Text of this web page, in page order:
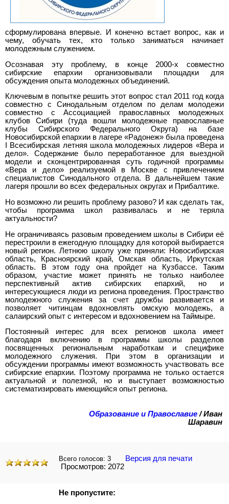
сформулирована впервые. И конечно встает вопрос, как и
чему, обучать тех, кто только заниматься начинает
молодежным служением.
Осознавая эту проблему, в конце 2000-х совместно
сибирские епархии организовывали площадки для
обсуждения опыта молодежных объединений.
Ключевым в попытке решить этот вопрос стал 2011 год когда
совместно с Синодальным отделом по делам молодежи
совместно с Ассоциацией православных молодежных
клубов Сибири (туда вошли молодежные православные
клубы Сибирского Федерального Округа) на базе
Новосибирской епархии в лагере «Радонеж» была проведена
I Всесибирская летняя школа молодежных лидеров «Вера и
дело». Содержание было переработанное для выездной
модели и сконцентрированная суть годичной программы
«Вера и дело» реализуемой в Москве с привлечением
специалистов Синодального отдела. В дальнейшем такие
лагеря прошли во всех федеральных округах и Прибалтике.
Но возможно ли решить проблему разово? И как сделать так,
чтобы программа школ развивалась и не теряла
актуальности?
Не ограничиваясь разовым проведением школы в Сибири её
перестроили в ежегодную площадку для которой выбирается
новый регион. Летнюю школу уже приняли: Новосибирская
область, Красноярский край, Омская область, Иркутская
область. В этом году она пройдет на Кузбассе. Таким
образом, участие может принять не только наиболее
перспективный актив сибирских епархий, но и
интересующиеся люди из региона проведения. Пространство
молодежного служения за счет дружбы развивается и
позволяет читинцам вдохновлять омскую молодежь, а
салаирский опыт с интересом и вдохновением на Таймыре.
Постоянный интерес для всех регионов школа имеет
благодаря включению в программы школы разделов
посвященных региональным наработкам и специфике
молодежного служения. При этом в организации и
обсуждении программы имеют возможность участвовать все
сибирские епархии. Поэтому программа не только остается
актуальной и полезной, но и выступает возможностью
систематизировать имеющийся опыт региона.
Образование и Православие / Иван
Шаравин
Всего голосов: 3
Версия для печати
Просмотров: 2072
Не пропустите: